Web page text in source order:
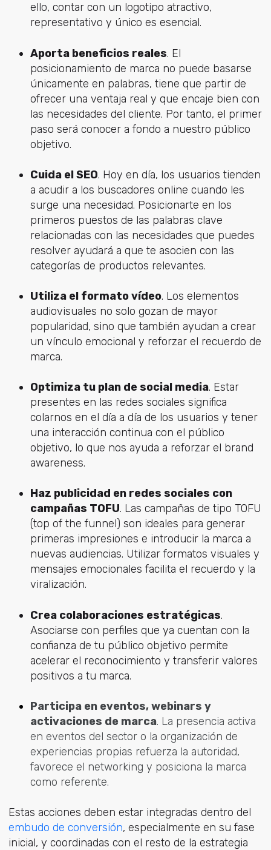
ello, contar con un logotipo atractivo,
representativo y único es esencial.
Aporta beneficios reales. El
posicionamiento de marca no puede basarse
únicamente en palabras, tiene que partir de
ofrecer una ventaja real y que encaje bien con
las necesidades del cliente. Por tanto, el primer
paso será conocer a fondo a nuestro público
objetivo.
Cuida el SEO. Hoy en día, los usuarios tienden
a acudir a los buscadores online cuando les
surge una necesidad. Posicionarte en los
primeros puestos de las palabras clave
relacionadas con las necesidades que puedes
resolver ayudará a que te asocien con las
categorías de productos relevantes.
Utiliza el formato vídeo. Los elementos
audiovisuales no solo gozan de mayor
popularidad, sino que también ayudan a crear
un vínculo emocional y reforzar el recuerdo de
marca.
Optimiza tu plan de social media. Estar
presentes en las redes sociales significa
colarnos en el día a día de los usuarios y tener
una interacción continua con el público
objetivo, lo que nos ayuda a reforzar el brand
awareness.
Haz publicidad en redes sociales con
campañas TOFU. Las campañas de tipo TOFU
(top of the funnel) son ideales para generar
primeras impresiones e introducir la marca a
nuevas audiencias. Utilizar formatos visuales y
mensajes emocionales facilita el recuerdo y la
viralización.
Crea colaboraciones estratégicas.
Asociarse con perfiles que ya cuentan con la
confianza de tu público objetivo permite
acelerar el reconocimiento y transferir valores
positivos a tu marca.
Participa en eventos, webinars y
activaciones de marca. La presencia activa
en eventos del sector o la organización de
experiencias propias refuerza la autoridad,
favorece el networking y posiciona la marca
como referente.
Estas acciones deben estar integradas dentro del
embudo de conversión, especialmente en su fase
inicial, y coordinadas con el resto de la estrategia